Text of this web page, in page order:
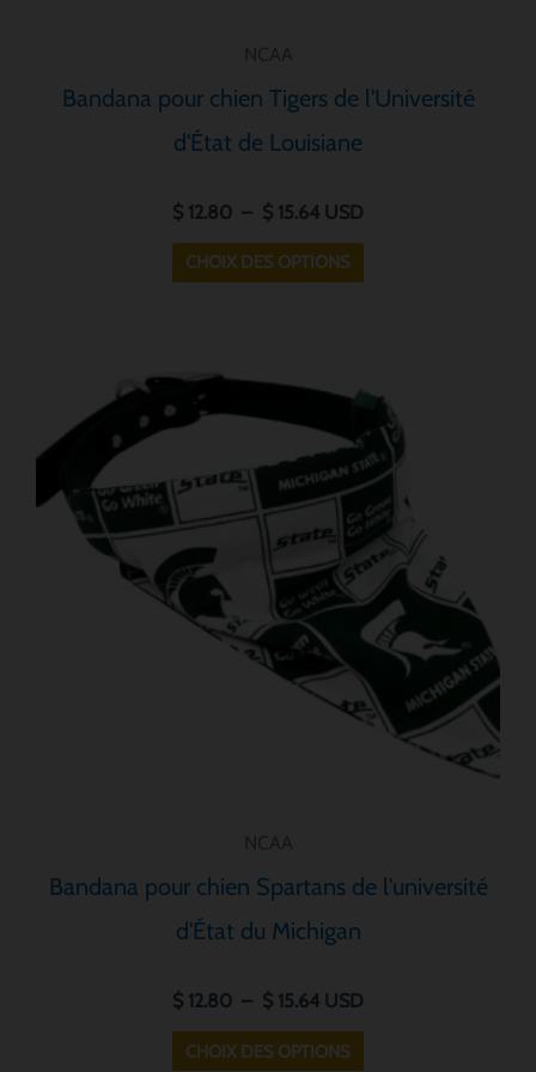
Bandana pour chien Tigers de l'Université
d'État de Louisiane
$ 12.80 – $ 15.64 USD
CHOIX DES OPTIONS
Bandana pour chien Spartans de l'université
d'État du Michigan
$ 12.80 – $ 15.64
$ 12.80
à
$ 15.64
USD
CHOIX DES OPTIONS
produit
a
plusieurs
variantes.
Les
options
peuvent
être
choisies
sur
la